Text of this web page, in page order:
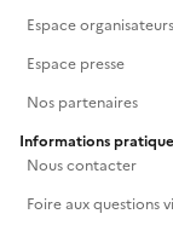
Espace organisateurs
Espace presse
Nos partenaires
Informations
Nous contacter
Foire aux questions